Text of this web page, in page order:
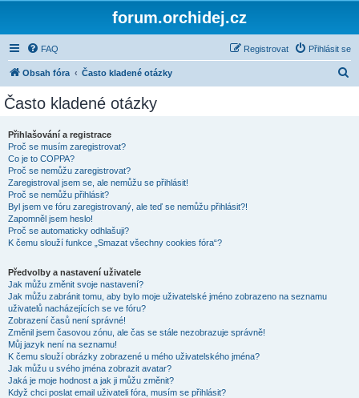
forum.orchidej.cz
FAQ Přihlásit se
Registrovat
Obsah fóra Často kladené otázky
Často kladené otázky
Přihlašování a registrace
Proč se musím zaregistrovat?
Co je to COPPA?
Proč se nemůžu zaregistrovat?
Zaregistroval jsem se, ale nemůžu se přihlásit!
Proč se nemůžu přihlásit?
Byl jsem ve fóru zaregistrovaný, ale teď se nemůžu přihlásit?!
Zapomněl jsem heslo!
Proč se automaticky odhlašuji?
K čemu slouží funkce „Smazat všechny cookies fóra“?
Předvolby a nastavení uživatele
Jak můžu změnit svoje nastavení?
Jak můžu zabránit tomu, aby bylo moje uživatelské jméno zobrazeno na seznamu
uživatelů nacházejících se ve fóru?
Zobrazení časů není správné!
Změnil jsem časovou zónu, ale čas se stále nezobrazuje správně!
Můj jazyk není na seznamu!
K čemu slouží obrázky zobrazené u mého uživatelského jména?
Jak můžu u svého jména zobrazit avatar?
Jaká je moje hodnost a jak ji můžu změnit?
Když chci poslat email uživateli fóra, musím se přihlásit?